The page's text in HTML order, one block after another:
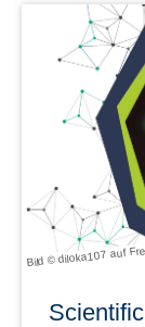
Der 30. DDc
findet am 6.
Bild © diloka107 auf